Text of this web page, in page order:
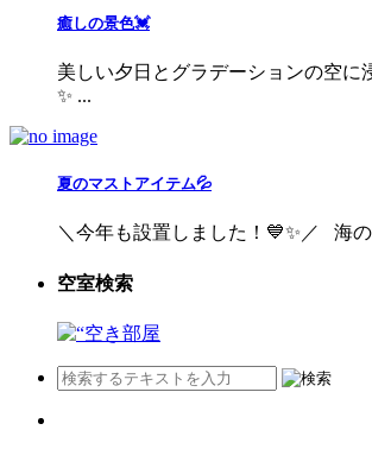
癒しの景色💓
美しい夕日とグラデーションの空
✨ ...
夏のマストアイテム💦
＼今年も設置しました！💙✨／ 海
空室検索